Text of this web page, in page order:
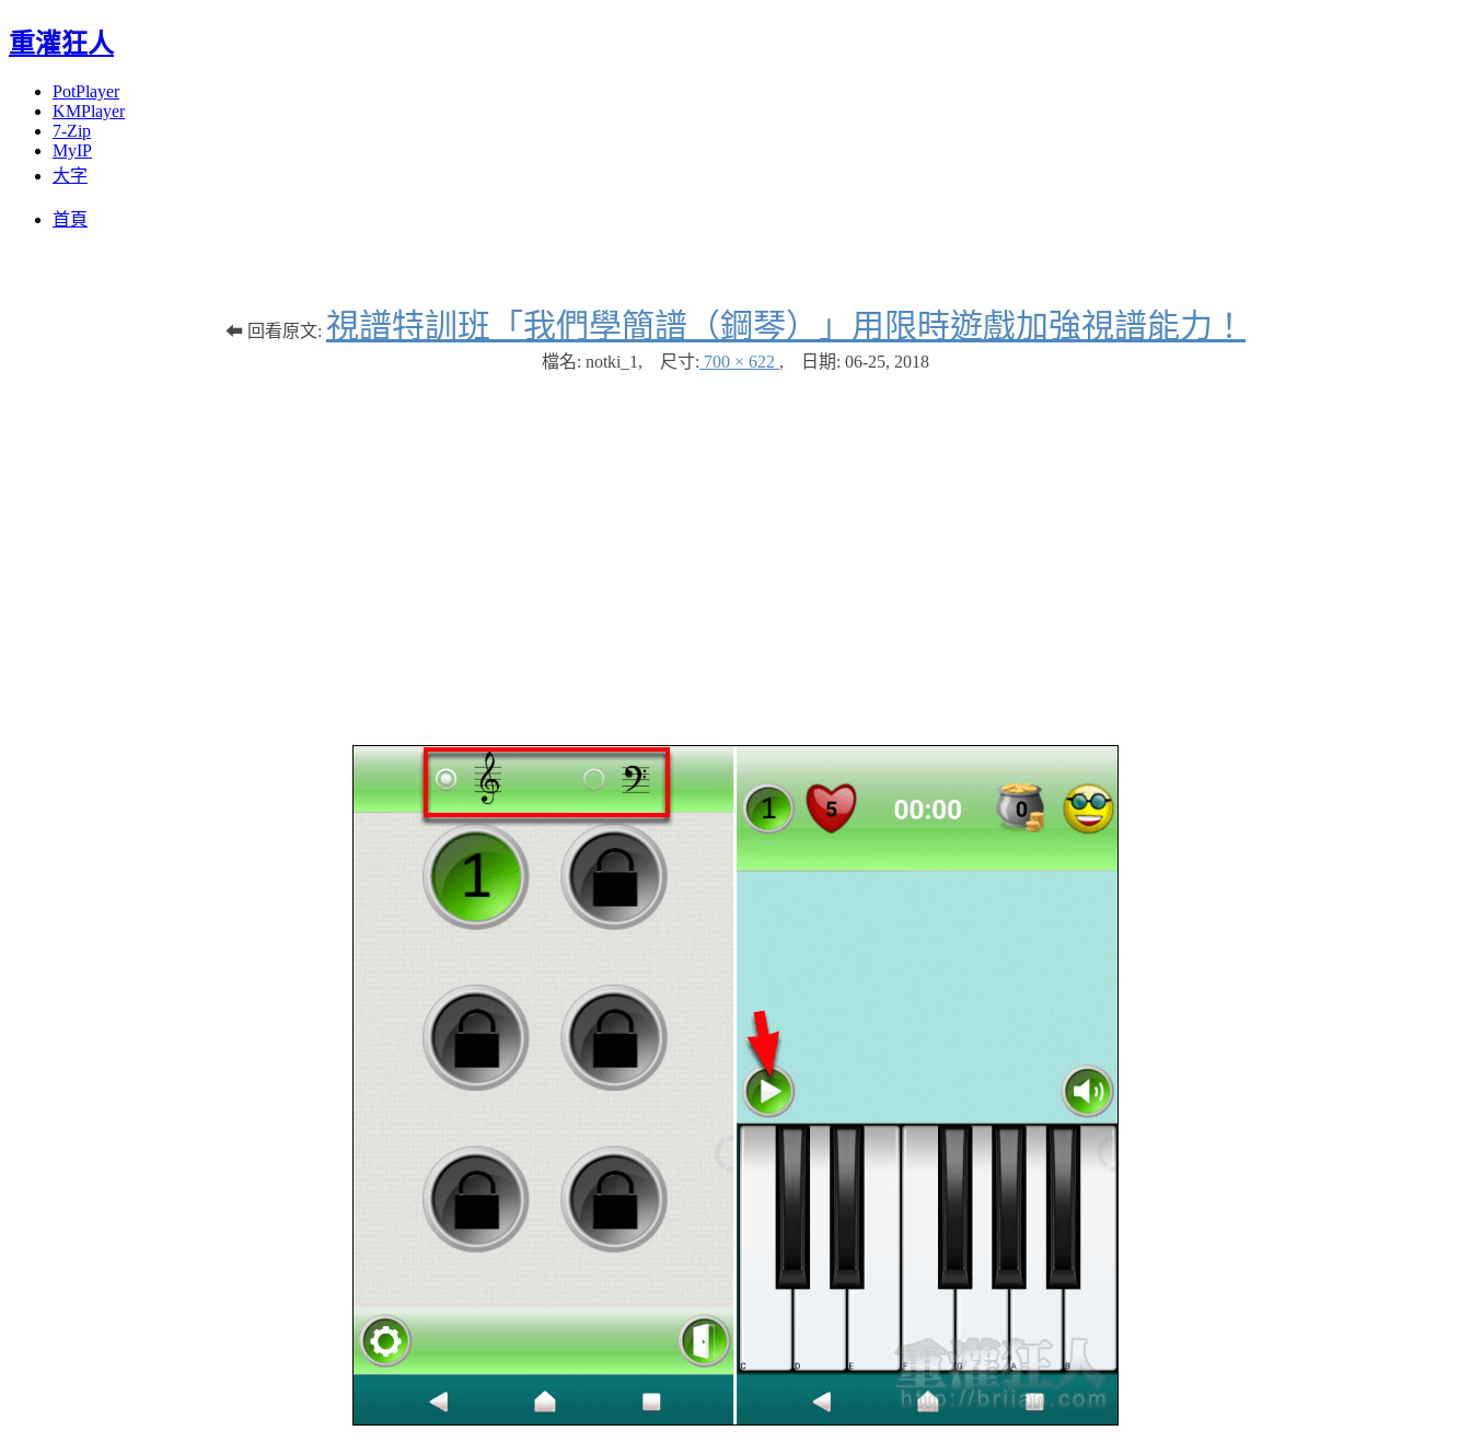
重灌狂人
PotPlayer
KMPlayer
7-Zip
MyIP
大字
首頁
⬅ 回看原文: 視譜特訓班「我們學簡譜（鋼琴）」用限時遊戲加強視譜能力！
檔名: notki_1 , 尺寸: 700 × 622 , 日期: 06-25, 2018